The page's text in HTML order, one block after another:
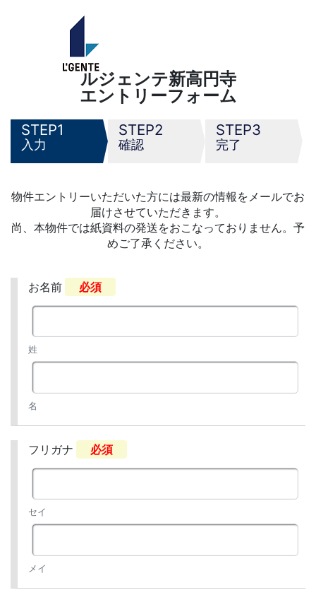
ルジェンテ新高円寺
エントリーフォーム
1
入力
2
確認
3
完了
物件エントリーいただいた方には最新の情報をメールでお
届けさせていただきます。
尚、本物件では紙資料の発送をおこなっておりません。予
めご了承ください。
お名前 必須
姓
名
フリガナ 必須
セイ
メイ